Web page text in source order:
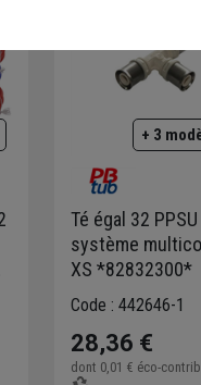
+ 3
Té égal 32
système
XS *82832300*
Code : 442646-1
28,36 €
dont 0,01 € éco-